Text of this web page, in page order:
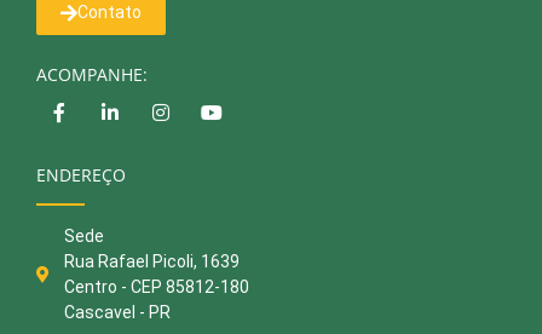
Contato
ACOMPANHE:
ENDEREÇO
Sede
Rua Rafael Picoli, 1639
Centro - CEP 85812-180
Cascavel - PR